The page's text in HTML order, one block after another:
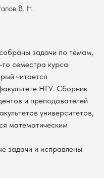
В. Н.
задачи по темам,
семестра курса
читается
НГУ. Сборник
и преподавателей
университетов,
математическим
задачи и исправлены